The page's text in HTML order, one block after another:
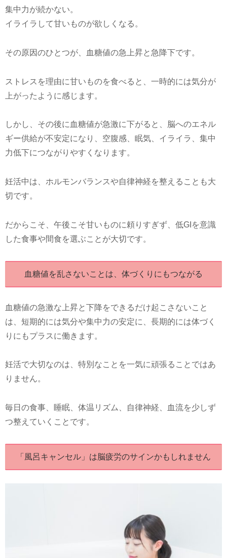
集中力が続かない。
イライラして甘いものが欲しくなる。
その原因のひとつが、血糖値の急上昇と急降下です。
ストレスを理由に甘いものを食べると、一時的には気分が
上がったように感じます。
しかし、その後に血糖値が急激に下がると、脳へのエネル
ギー供給が不安定になり、空腹感、眠気、イライラ、集中
力低下につながりやすくなります。
妊活中は、ホルモンバランスや自律神経を整えることも大
切です。
だからこそ、午後こそ甘いものに頼りすぎず、低GIを意識
した食事や間食を選ぶことが大切です。
血糖値を乱さないことは、体づくりにもつながる
血糖値の急激な上昇と下降をできるだけ起こさないこと
は、短期的には気分や集中力の安定に、長期的には体づく
りにもプラスに働きます。
妊活で大切なのは、特別なことを一気に頑張ることではあ
りません。
毎日の食事、睡眠、体温リズム、自律神経、血流を少しず
つ整えていくことです。
「風呂キャンセル」は脳疲労のサインかもしれません